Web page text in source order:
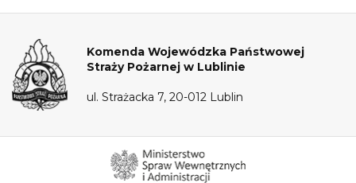
Komenda Wojewódzka Państwowej
Straży Pożarnej w Lublinie
ul. Strażacka 7, 20-012 Lublin